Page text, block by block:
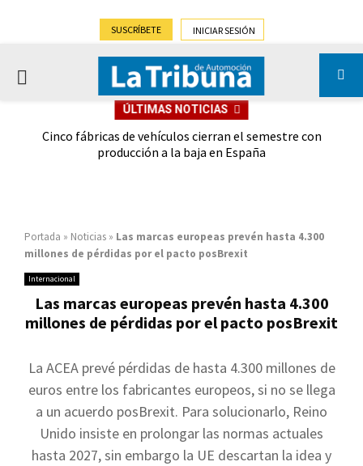
SUSCRÍBETE INICIAR SESIÓN
PRIMARY
ÚLTIMAS NOTICIAS
Cinco fábricas de vehículos cierran el semestre con
producción a la baja en España
Portada » Noticias » Las marcas europeas prevén hasta 4.300
millones de pérdidas por el pacto posBrexit
Internacional
Las marcas europeas prevén hasta 4.300
millones de pérdidas por el pacto posBrexit
La ACEA prevé pérdidas de hasta 4.300 millones de
euros entre los fabricantes europeos, si no se llega
a un acuerdo posBrexit. Para solucionarlo, Reino
Unido insiste en prolongar las normas actuales
hasta 2027, sin embargo la UE descartan la idea y